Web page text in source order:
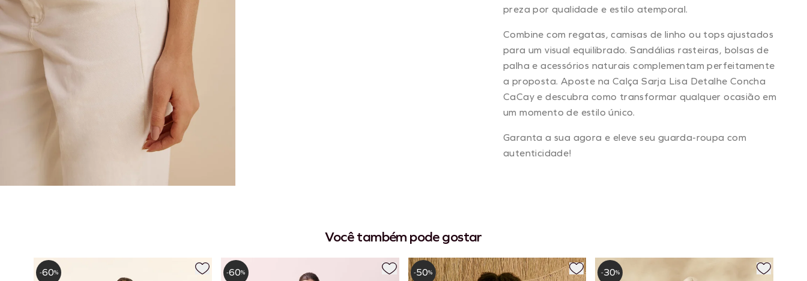
preza por qualidade e estilo atemporal.
Combine com regatas, camisas de linho ou tops ajustados
para um visual equilibrado. Sandálias rasteiras, bolsas de
palha e acessórios naturais complementam perfeitamente
a proposta. Aposte na Calça Sarja Lisa Detalhe Concha
CaCay e descubra como transformar qualquer ocasião em
um momento de estilo único.
Garanta a sua agora e eleve seu guarda-roupa com
autenticidade!
Você também pode gostar
-60% -60% -50% -30%